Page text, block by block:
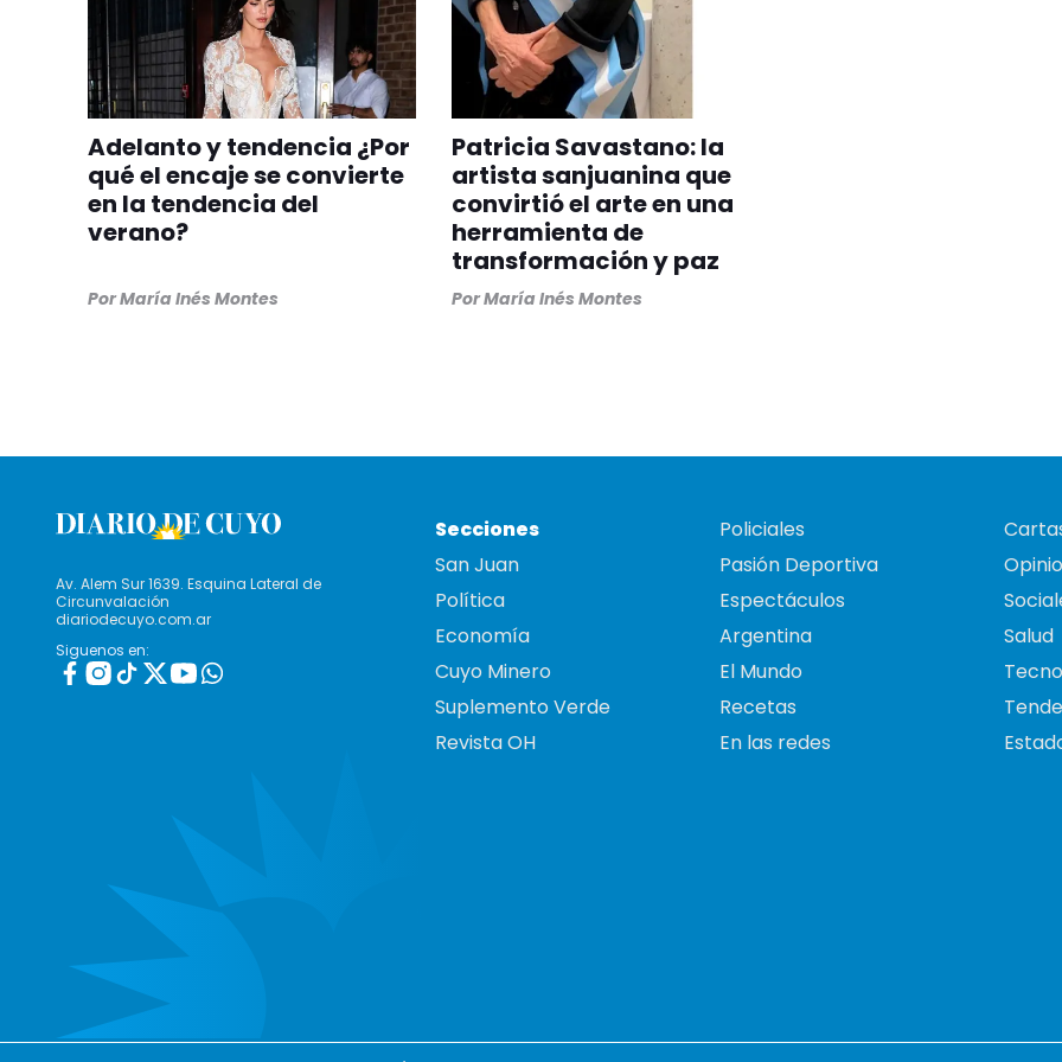
Adelanto y tendencia ¿Por
qué el encaje se convierte
en la tendencia del
verano?
PorMaría Inés Montes
Patricia Savastano: la
artista sanjuanina que
convirtió el arte en una
herramienta de
transformación y paz
PorMaría Inés Montes
Av. Alem Sur 1639. Esquina Lateral de
Circunvalación
diariodecuyo.com.ar
Siguenos en:
Secciones
San Juan
Política
Economía
Cuyo Minero
Suplemento Verde
Revista OH
Policiales
Pasión Deportiva
Espectáculos
Argentina
El Mundo
Recetas
En las redes
Salud